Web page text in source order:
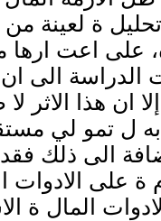
ة لعینة من
على اعت ارها
الى ان
ان هذا
به ل تمو لي
الى ذلك
ة على الادوات
المال ة